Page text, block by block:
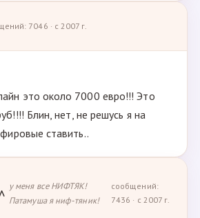
7046 · с 2007 г.
это около 7000 евро!!! Это
Блин, нет, не решусь я на
ставить..
у меня все НИФТЯК!
Патамуша я ниф-тяник!
сообщений:
7436 · с 2007 г.